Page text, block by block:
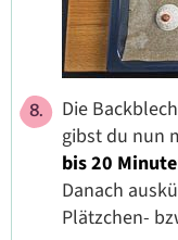
Die
gibst du nun
bis 20
Danach
Plätzchen-